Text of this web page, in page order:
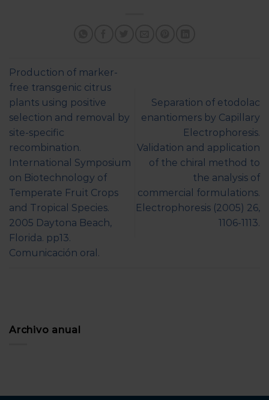
Production of marker-
free transgenic citrus
plants using positive
selection and removal by
site-specific
recombination.
International Symposium
on Biotechnology of
Temperate Fruit Crops
and Tropical Species.
2005 Daytona Beach,
Florida. pp13.
Comunicación oral.
Separation of etodolac
enantiomers by Capillary
Electrophoresis.
Validation and application
of the chiral method to
the analysis of
commercial formulations.
Electrophoresis (2005) 26,
1106-1113.
Archivo anual